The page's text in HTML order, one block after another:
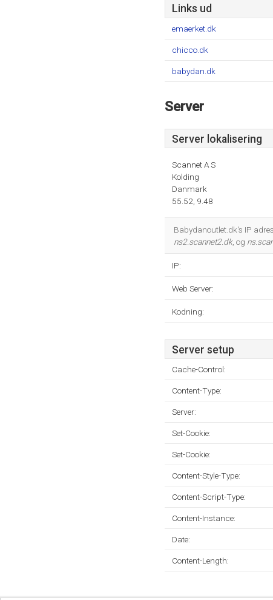
Links ud
emaerket.dk
chicco.dk
babydan.dk
Server
Server lokalisering
Scannet A S
Kolding
Danmark
55.52, 9.48
Babydanoutlet.dk's IP
ns2.scannet2.dk, og
IP:
Web Server:
Kodning:
Server setup
Cache-Control:
Content-Type:
Server:
Set-Cookie:
Set-Cookie:
Content-Style-Type:
Content-Script-Type:
Content-Instance:
Date:
Content-Length: